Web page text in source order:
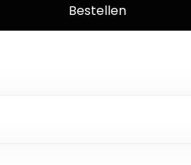
Bestellen